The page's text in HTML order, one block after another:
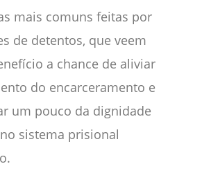
mais comuns feitas por
de detentos, que veem
a chance de aliviar
do encarceramento e
um pouco da dignidade
sistema prisional